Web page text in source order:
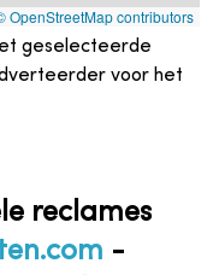
OpenStreetMap contributors
geselecteerde
voor het
reclames
-